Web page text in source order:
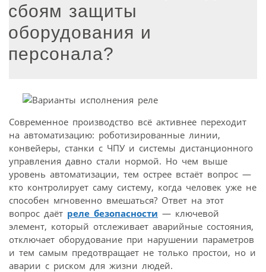
сбоям защиты
оборудования и
персонала?
Современное производство всё активнее переходит
на автоматизацию: роботизированные линии,
конвейеры, станки с ЧПУ и системы дистанционного
управления давно стали нормой. Но чем выше
уровень автоматизации, тем острее встаёт вопрос —
кто контролирует саму систему, когда человек уже не
способен мгновенно вмешаться? Ответ на этот
вопрос даёт реле безопасности — ключевой
элемент, который отслеживает аварийные состояния,
отключает оборудование при нарушении параметров
и тем самым предотвращает не только простои, но и
аварии с риском для жизни людей.